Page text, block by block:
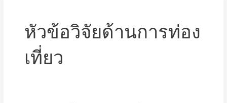
หัวข้อวิจัยด้านการท่อง
เที่ยว